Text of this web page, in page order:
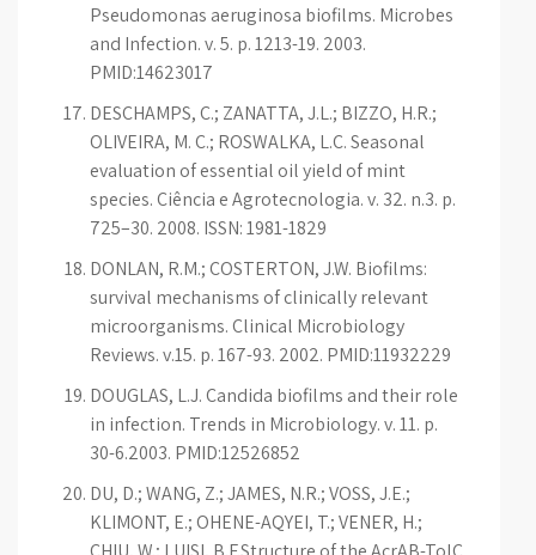
Pseudomonas aeruginosa biofilms. Microbes
and Infection. v. 5. p. 1213-19. 2003.
PMID:14623017
DESCHAMPS, C.; ZANATTA, J.L.; BIZZO, H.R.;
OLIVEIRA, M. C.; ROSWALKA, L.C. Seasonal
evaluation of essential oil yield of mint
species. Ciência e Agrotecnologia. v. 32. n.3. p.
725–30. 2008. ISSN: 1981-1829
DONLAN, R.M.; COSTERTON, J.W. Biofilms:
survival mechanisms of clinically relevant
microorganisms. Clinical Microbiology
Reviews. v.15. p. 167-93. 2002. PMID:11932229
DOUGLAS, L.J. Candida biofilms and their role
in infection. Trends in Microbiology. v. 11. p.
30-6.2003. PMID:12526852
DU, D.; WANG, Z.; JAMES, N.R.; VOSS, J.E.;
KLIMONT, E.; OHENE-AQYEI, T.; VENER, H.;